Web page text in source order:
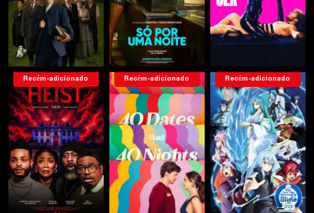
Recém-adicionado Recém-adicionado Recém-adicionado